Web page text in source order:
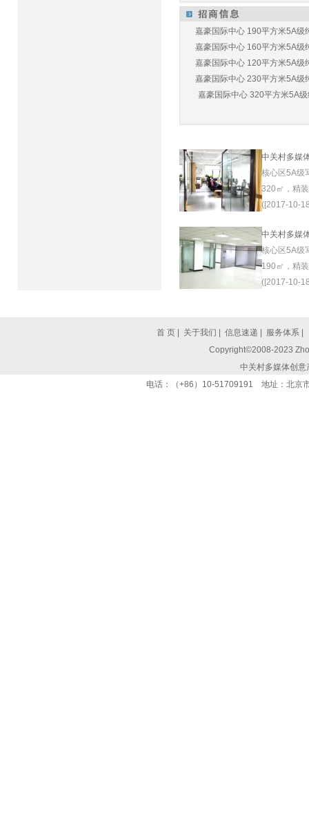
嘉豪国际中心 190平方米5A级
嘉豪国际中心 160平方米5A级
嘉豪国际中心 120平方米5A级
嘉豪国际中心 230平方米5A级
嘉豪国际中心 320平方米5A
中关村多媒
核心区5A级
320㎡，精
([2017-10-
中关村多媒
核心区5A级
190㎡，精
([2017-10-
首 页 关于我们 信息速递 服务体系
Copyright©2008-2023
中关村多媒体创
电话：（+86）10-51709191 地址：北京